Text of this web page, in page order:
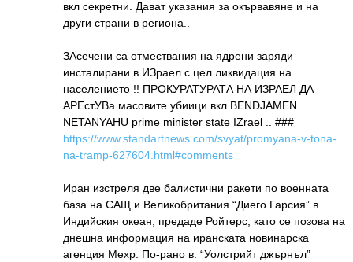
вкл секретни. Дават указания за окървавяне и на
други страни в региона..
ЗАсечени са отмествания на ядрени заряди
инсталирани в ИЗраел с цел ликвидация на
населението !! ПРОКУРАТУРАТА НА ИЗРАЕЛ ДА
АРЕстУВа масовите убиици вкл BENDJAMEN
NETANYAHU prime minister state IZrael .. ###
https://www.standartnews.com/svyat/promyana-v-tona-
na-tramp-627604.html#comments
Иран изстреля две балистични ракети по военната
база на САЩ и Великобритания “Диего Гарсия” в
Индийския океан, предаде Ройтерс, като се позова на
днешна информация на иранската новинарска
агенция Мехр. По-рано в. “Уолстрийт джърнъл”